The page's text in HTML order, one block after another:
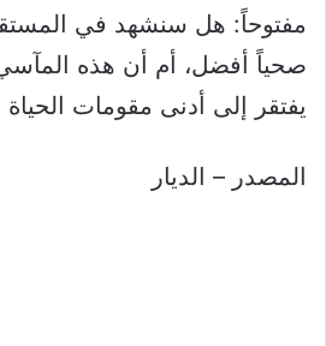
مفتوحاً: هل سنشهد في
صحياً أفضل، أم أن هذه
يفتقر إلى أدنى مقومات الحياة
المصدر – الديار